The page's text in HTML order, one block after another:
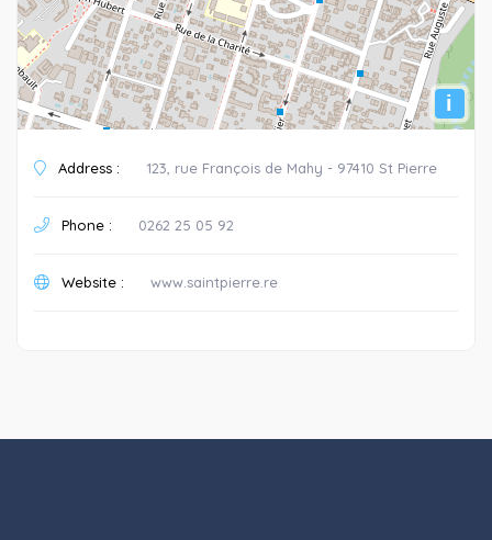
i
Address : 123, rue François de Mahy - 97410 St Pierre
Phone : 0262 25 05 92
Website : www.saintpierre.re